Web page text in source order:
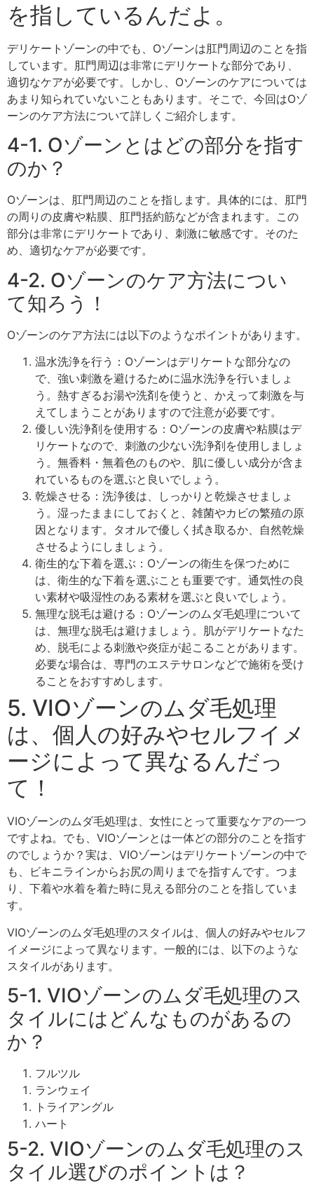
を指しているんだよ。
デリケートゾーンの中でも、Oゾーンは肛門周辺のことを指
しています。肛門周辺は非常にデリケートな部分であり、
適切なケアが必要です。しかし、Oゾーンのケアについては
あまり知られていないこともあります。そこで、今回はOゾ
ーンのケア方法について詳しくご紹介します。
4-1. Oゾーンとはどの部分を指す
のか？
Oゾーンは、肛門周辺のことを指します。具体的には、肛門
の周りの皮膚や粘膜、肛門括約筋などが含まれます。この
部分は非常にデリケートであり、刺激に敏感です。そのた
め、適切なケアが必要です。
4-2. Oゾーンのケア方法につい
て知ろう！
Oゾーンのケア方法には以下のようなポイントがあります。
温水洗浄を行う：Oゾーンはデリケートな部分なの
で、強い刺激を避けるために温水洗浄を行いましょ
う。熱すぎるお湯や洗剤を使うと、かえって刺激を与
えてしまうことがありますので注意が必要です。
優しい洗浄剤を使用する：Oゾーンの皮膚や粘膜はデ
リケートなので、刺激の少ない洗浄剤を使用しましょ
う。無香料・無着色のものや、肌に優しい成分が含ま
れているものを選ぶと良いでしょう。
乾燥させる：洗浄後は、しっかりと乾燥させましょ
う。湿ったままにしておくと、雑菌やカビの繁殖の原
因となります。タオルで優しく拭き取るか、自然乾燥
させるようにしましょう。
衛生的な下着を選ぶ：Oゾーンの衛生を保つために
は、衛生的な下着を選ぶことも重要です。通気性の良
い素材や吸湿性のある素材を選ぶと良いでしょう。
無理な脱毛は避ける：Oゾーンのムダ毛処理について
は、無理な脱毛は避けましょう。肌がデリケートなた
め、脱毛による刺激や炎症が起こることがあります。
必要な場合は、専門のエステサロンなどで施術を受け
ることをおすすめします。
5. VIOゾーンのムダ毛処理
は、個人の好みやセルフイメ
ージによって異なるんだっ
て！
VIOゾーンのムダ毛処理は、女性にとって重要なケアの一つ
ですよね。でも、VIOゾーンとは一体どの部分のことを指す
のでしょうか？実は、VIOゾーンはデリケートゾーンの中で
も、ビキニラインからお尻の周りまでを指すんです。つま
り、下着や水着を着た時に見える部分のことを指していま
す。
VIOゾーンのムダ毛処理のスタイルは、個人の好みやセルフ
イメージによって異なります。一般的には、以下のような
スタイルがあります。
5-1. VIOゾーンのムダ毛処理のス
タイルにはどんなものがあるの
か？
フルツル
ランウェイ
トライアングル
ハート
5-2. VIOゾーンのムダ毛処理のス
タイル選びのポイントは？